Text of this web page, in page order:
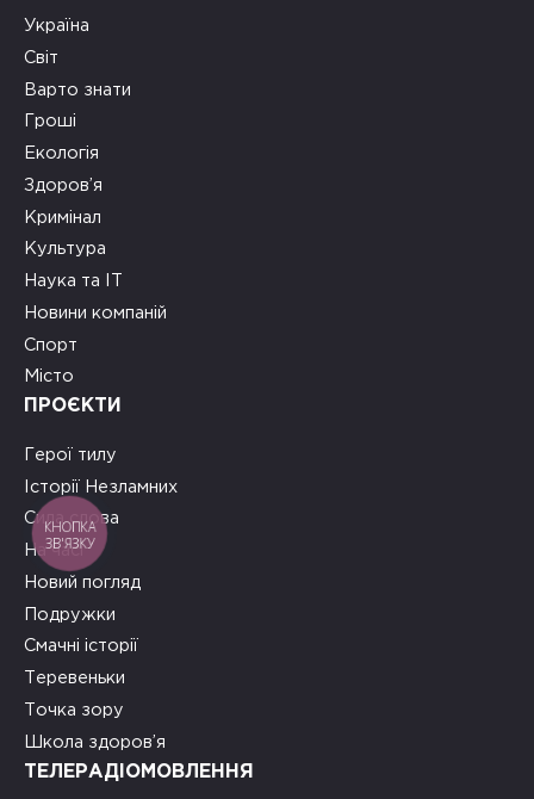
Україна
Світ
Варто знати
Гроші
Екологія
Здоров’я
Кримінал
Культура
Наука та ІТ
Новини компаній
Спорт
Місто
ПРОЄКТИ
Герої тилу
Історії Незламних
Сила слова
На часі
Новий погляд
Подружки
Смачні історії
Теревеньки
Точка зору
Школа здоров’я
ТЕЛЕРАДІОМОВЛЕННЯ
КНОПКА
ЗВ'ЯЗКУ